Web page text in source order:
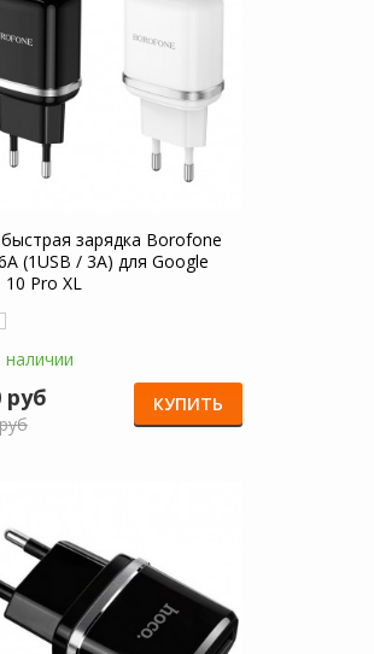
зарядка Borofone
(1USB / 3A) для Google
10 Pro XL
наличии
руб КУПИТЬ